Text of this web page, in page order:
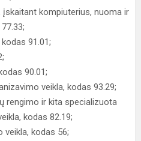
kompiuterius, nuoma ir
91.01;
90.01;
veikla, kodas 93.29;
rengimo ir kita specializuota
kodas 82.19;
kodas 56;